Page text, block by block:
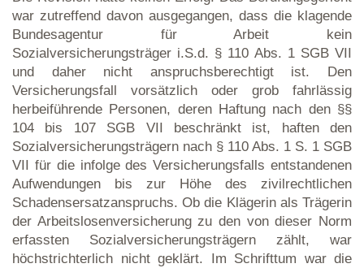
war zutreffend davon ausgegangen, dass die klagende
Bundesagentur für Arbeit kein
Sozialversicherungsträger i.S.d. § 110 Abs. 1 SGB VII
und daher nicht anspruchsberechtigt ist. Den
Versicherungsfall vorsätzlich oder grob fahrlässig
herbeiführende Personen, deren Haftung nach den §§
104 bis 107 SGB VII beschränkt ist, haften den
Sozialversicherungsträgern nach § 110 Abs. 1 S. 1 SGB
VII für die infolge des Versicherungsfalls entstandenen
Aufwendungen bis zur Höhe des zivilrechtlichen
Schadensersatzanspruchs. Ob die Klägerin als Trägerin
der Arbeitslosenversicherung zu den von dieser Norm
erfassten Sozialversicherungsträgern zählt, war
höchstrichterlich nicht geklärt. Im Schrifttum war die